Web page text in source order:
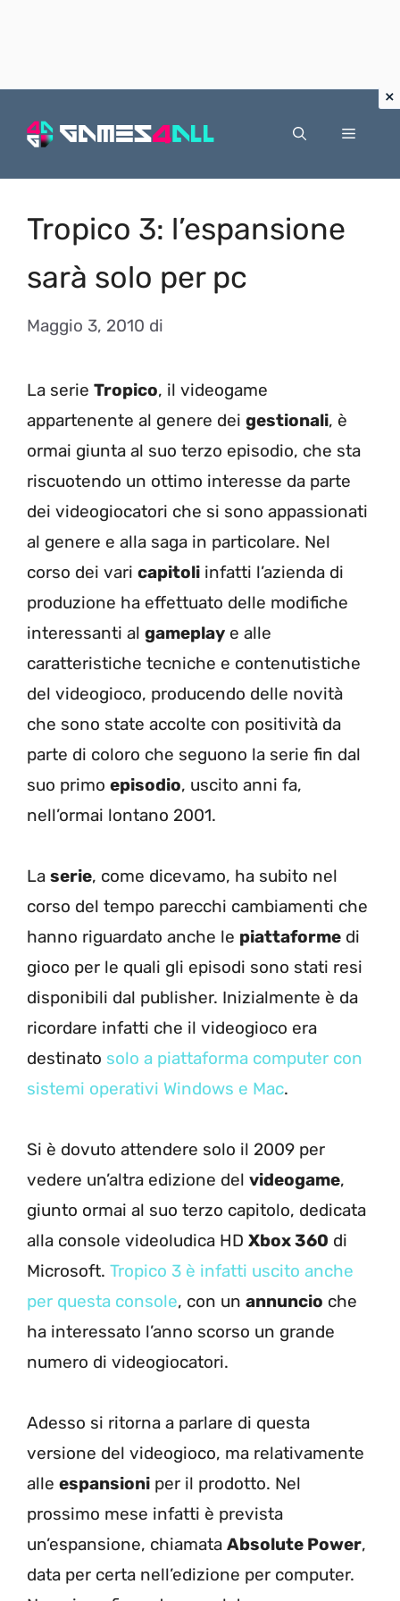
Menu
Tropico 3: l’espansione
sarà solo per pc
Maggio 3, 2010 di
La serie Tropico, il videogame
appartenente al genere dei gestionali, è
ormai giunta al suo terzo episodio, che sta
riscuotendo un ottimo interesse da parte
dei videogiocatori che si sono appassionati
al genere e alla saga in particolare. Nel
corso dei vari capitoli infatti l’azienda di
produzione ha effettuato delle modifiche
interessanti al gameplay e alle
caratteristiche tecniche e contenutistiche
del videogioco, producendo delle novità
che sono state accolte con positività da
parte di coloro che seguono la serie fin dal
suo primo episodio, uscito anni fa,
nell’ormai lontano 2001.
La serie, come dicevamo, ha subito nel
corso del tempo parecchi cambiamenti che
hanno riguardato anche le piattaforme di
gioco per le quali gli episodi sono stati resi
disponibili dal publisher. Inizialmente è da
ricordare infatti che il videogioco era
destinato solo a piattaforma computer con
sistemi operativi Windows e Mac.
Si è dovuto attendere solo il 2009 per
vedere un’altra edizione del videogame,
giunto ormai al suo terzo capitolo, dedicata
alla console videoludica HD Xbox 360 di
Microsoft. Tropico 3 è infatti uscito anche
per questa console, con un annuncio che
ha interessato l’anno scorso un grande
numero di videogiocatori.
Adesso si ritorna a parlare di questa
versione del videogioco, ma relativamente
alle espansioni per il prodotto. Nel
prossimo mese infatti è prevista
un’espansione, chiamata Absolute Power,
data per certa nell’edizione per computer.